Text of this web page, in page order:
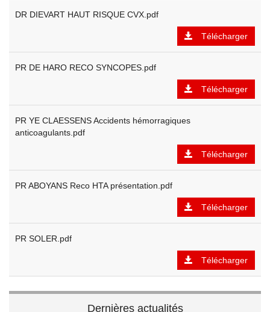
DR DIEVART HAUT RISQUE CVX.pdf
Télécharger
PR DE HARO RECO SYNCOPES.pdf
Télécharger
PR YE CLAESSENS Accidents hémorragiques
anticoagulants.pdf
Télécharger
PR ABOYANS Reco HTA présentation.pdf
Télécharger
PR SOLER.pdf
Télécharger
Dernières actualités